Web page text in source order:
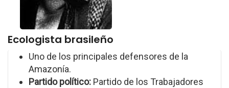
Ecologista brasileño
Uno de los principales defensores de la
Amazonía.
Partido político: Partido de los Trabajadores